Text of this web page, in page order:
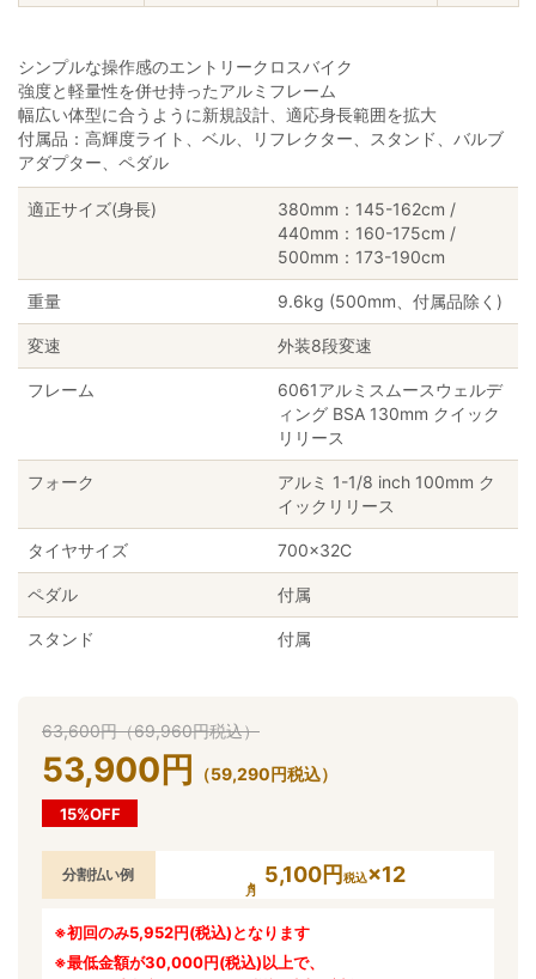
シンプルな操作感のエントリークロスバイク
強度と軽量性を併せ持ったアルミフレーム
幅広い体型に合うように新規設計、適応身長範囲を拡大
付属品：高輝度ライト、ベル、リフレクター、スタンド、バルブ
アダプター、ペダル
適正サイズ(身長)
380mm：145-162cm /
440mm：160-175cm /
500mm：173-190cm
重量 9.6kg (500mm、付属品除く)
変速 外装8段変速
フレーム
6061アルミスムースウェルデ
ィング BSA 130mm クイック
リリース
フォーク
アルミ 1-1/8 inch 100mm ク
イックリリース
タイヤサイズ 700×32C
ペダル 付属
スタンド 付属
63,600円（69,960円税込）
53,900円 （59,290円税込）
15%OFF
分割払い例 5,100円 税込×12
※初回のみ5,952円(税込)となります
※最低金額が30,000円(税込)以上で、